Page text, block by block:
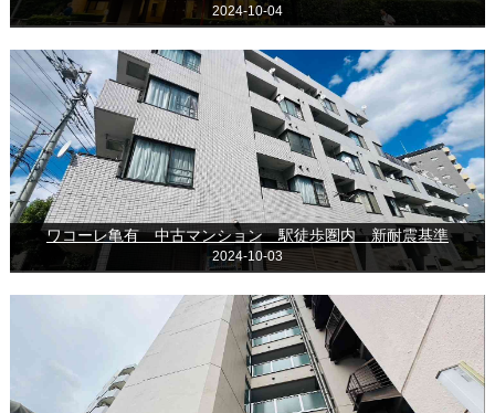
2024-10-04
ワコーレ亀有 中古マンション 駅徒歩圏内 新耐震基準
2024-10-03